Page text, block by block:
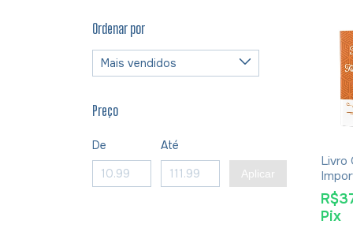
Ordenar por
Preço
De Até
Aplicar
Livro
Pix